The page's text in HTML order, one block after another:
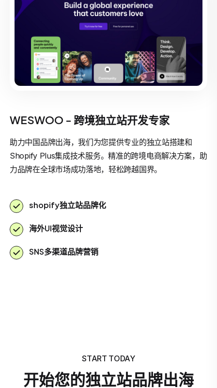
WESWOO - 跨境独立站开发专家
助力中国品牌出海，我们为您提供专业的独立站搭建和
Shopify Plus集成技术服务。精准的跨境电商解决方案，助
力品牌在全球市场成功落地，轻松跨越国界。
shopify独立站品牌化
海外UI视觉设计
SNS多渠道品牌营销
START TODAY
开始您的独立站品牌出海